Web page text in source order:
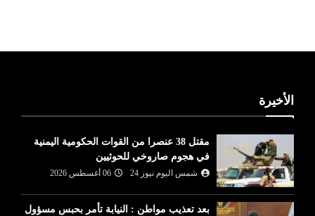
الأخيرة
مقتل 38 عنصرا من القوات الحكومية اليمنية
في هجوم صاروخي للحوثيين
شمس اليوم نيوز 24 06 أغسطس 2026
بعد تعذيب مواطن : النيابة تأمر بحبس مسؤول